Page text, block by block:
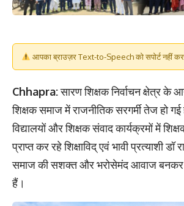
आपका ब्राउज़र Text-to-Speech को सपोर्ट नहीं
Chhapra:सारण शिक्षक निर्वाचन क्षेत्र के
शिक्षक समाज में राजनीतिक सरगर्मी तेज हो
विद्यालयों और शिक्षक संवाद कार्यक्रमों में
प्राप्त कर रहे शिक्षाविद् एवं भावी प्रत्याशी
समाज की सशक्त और भरोसेमंद आवाज बनकर
हैं।